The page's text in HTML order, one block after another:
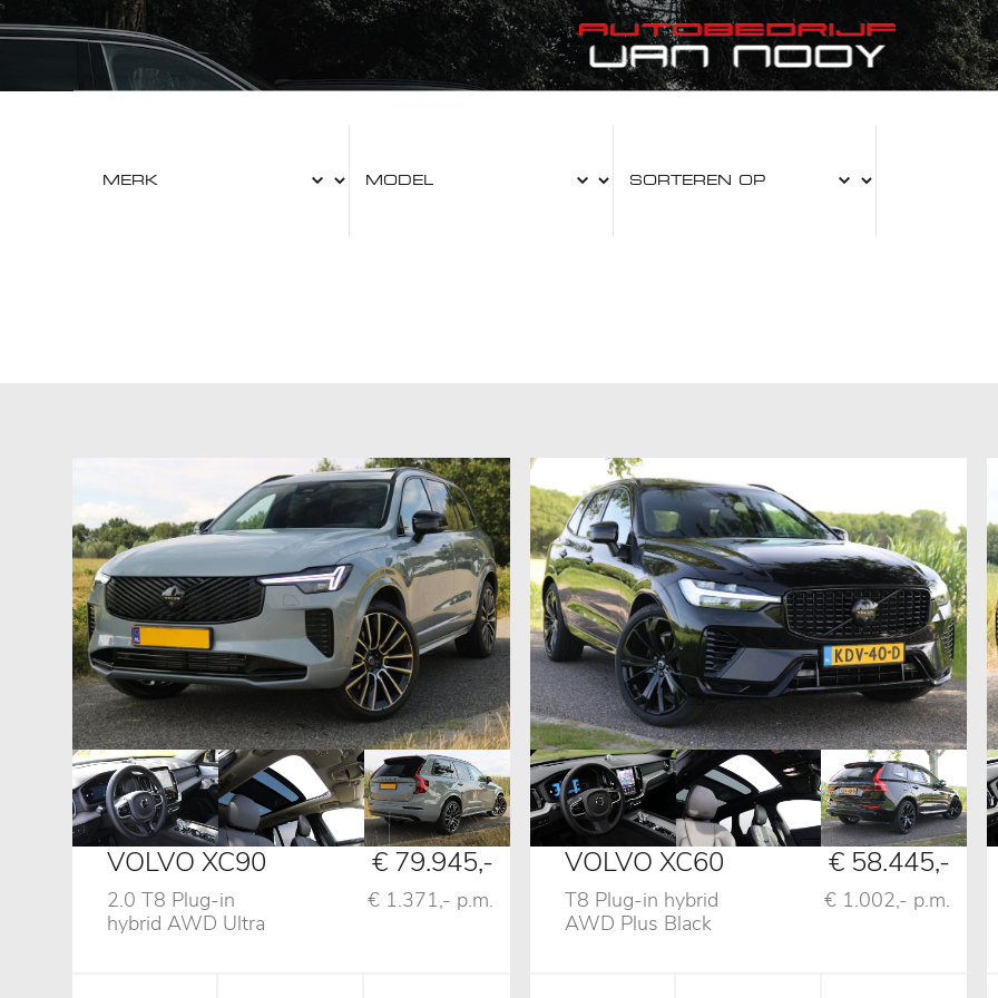
VOLVO XC90
2.0 T8 Plug-in
hybrid AWD Ultra
€ 79.945,-
€ 1.371,- p.m.
VOLVO XC60
T8 Plug-in hybrid
AWD Plus Black
€ 58.445,-
€ 1.002,- p.m.